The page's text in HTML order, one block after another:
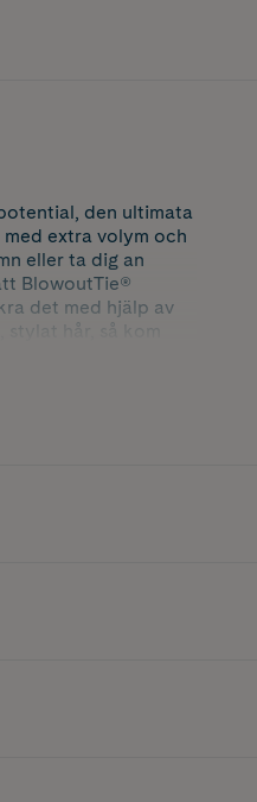
den ultimata
extra volym och
eller ta dig an
BlowoutTie®
det med hjälp av
hår, så kom